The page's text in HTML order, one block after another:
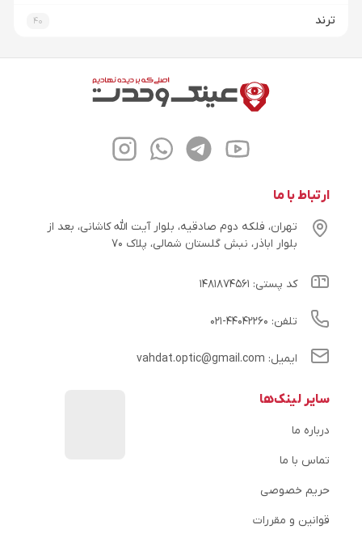
ترند 40
ارتباط با ما
تهران، فلکه دوم صادقیه، بلوار آیت الله کاشانی، بعد از
بلوار اباذر، نبش گلستان شمالی، پلاک ۷۰
کد پستی: ۱۴۸۱۸۷۴۵۶۱
تلفن: ۴۴۰۴۲۲۶۰-۰۲۱
ایمیل: vahdat.optic@gmail.com
سایر لینک‌ها
درباره ما
تماس با ما
حریم خصوصی
قوانین و مقررات